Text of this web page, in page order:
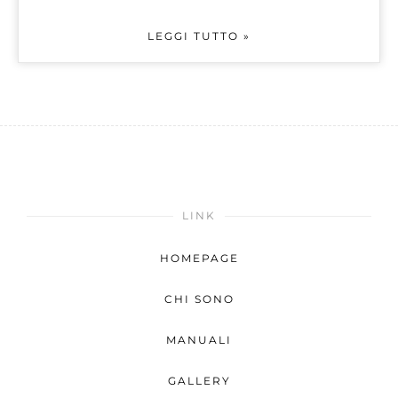
LEGGI TUTTO »
LINK
HOMEPAGE
CHI SONO
MANUALI
GALLERY